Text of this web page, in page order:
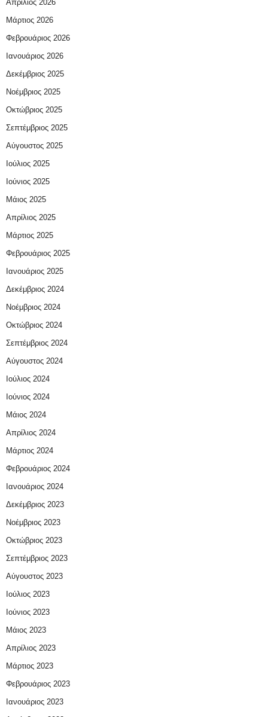
Απρίλιος 2026
Μάρτιος 2026
Φεβρουάριος 2026
Ιανουάριος 2026
Δεκέμβριος 2025
Νοέμβριος 2025
Οκτώβριος 2025
Σεπτέμβριος 2025
Αύγουστος 2025
Ιούλιος 2025
Ιούνιος 2025
Μάιος 2025
Απρίλιος 2025
Μάρτιος 2025
Φεβρουάριος 2025
Ιανουάριος 2025
Δεκέμβριος 2024
Νοέμβριος 2024
Οκτώβριος 2024
Σεπτέμβριος 2024
Αύγουστος 2024
Ιούλιος 2024
Ιούνιος 2024
Μάιος 2024
Απρίλιος 2024
Μάρτιος 2024
Φεβρουάριος 2024
Ιανουάριος 2024
Δεκέμβριος 2023
Νοέμβριος 2023
Οκτώβριος 2023
Σεπτέμβριος 2023
Αύγουστος 2023
Ιούλιος 2023
Ιούνιος 2023
Μάιος 2023
Απρίλιος 2023
Μάρτιος 2023
Φεβρουάριος 2023
Ιανουάριος 2023